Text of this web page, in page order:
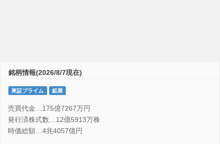
銘柄情報(2026/8/7現在)
東証プライム 鉱業
売買代金…175億7267万円
発行済株式数…12億5913万株
時価総額…4兆4057億円